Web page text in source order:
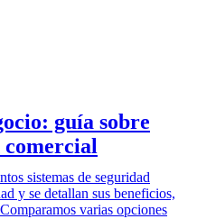
guía sobre
comercial
sistemas de seguridad
y se detallan sus beneficios,
varias opciones